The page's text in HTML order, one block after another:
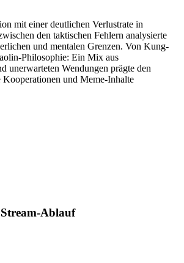
mit einer deutlichen Verlustrate in
den taktischen Fehlern analysierte
und mentalen Grenzen. Von Kung-
Philosophie: Ein Mix aus
unerwarteten Wendungen prägte den
Kooperationen und Meme-Inhalte
Ablauf